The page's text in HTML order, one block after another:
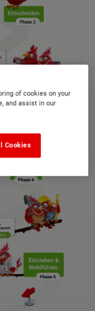
of cookies on your
and assist in our
Cookies